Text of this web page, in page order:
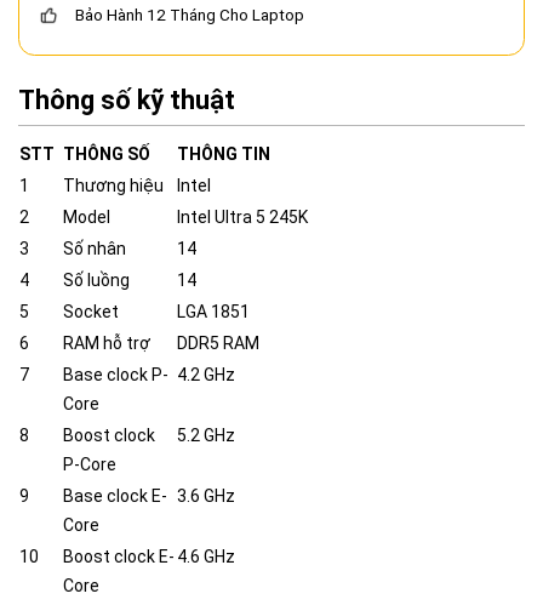
Bảo Hành 12 Tháng Cho Laptop
Thông số kỹ thuật
STT THÔNG SỐ
THÔNG TIN
1
Thương hiệu
Intel
2
Model
Intel Ultra 5 245K
3
Số nhân
14
4
Số luồng
14
5
Socket
LGA 1851
6
RAM hỗ trợ
DDR5 RAM
7
Base clock P-
Core
4.2 GHz
8
Boost clock
P-Core
5.2 GHz
9
Base clock E-
Core
3.6 GHz
10
Boost clock E-
Core
4.6 GHz